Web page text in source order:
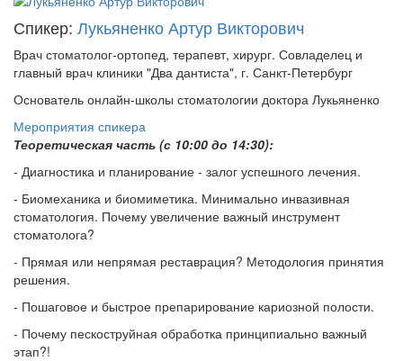
Спикер: Лукьяненко Артур Викторович
Врач стоматолог-ортопед, терапевт, хирург. Совладелец и
главный врач клиники "Два дантиста", г. Санкт-Петербург
Основатель онлайн-школы стоматологии доктора Лукьяненко
Мероприятия спикера
Теоретическая часть (с 10:00 до 14:30):
- Диагностика и планирование - залог успешного лечения.
- Биомеханика и биомиметика. Минимально инвазивная
стоматология. Почему увеличение важный инструмент
стоматолога?
- Прямая или непрямая реставрация? Методология принятия
решения.
- Пошаговое и быстрое препарирование кариозной полости.
- Почему пескоструйная обработка принципиально важный
этап?!